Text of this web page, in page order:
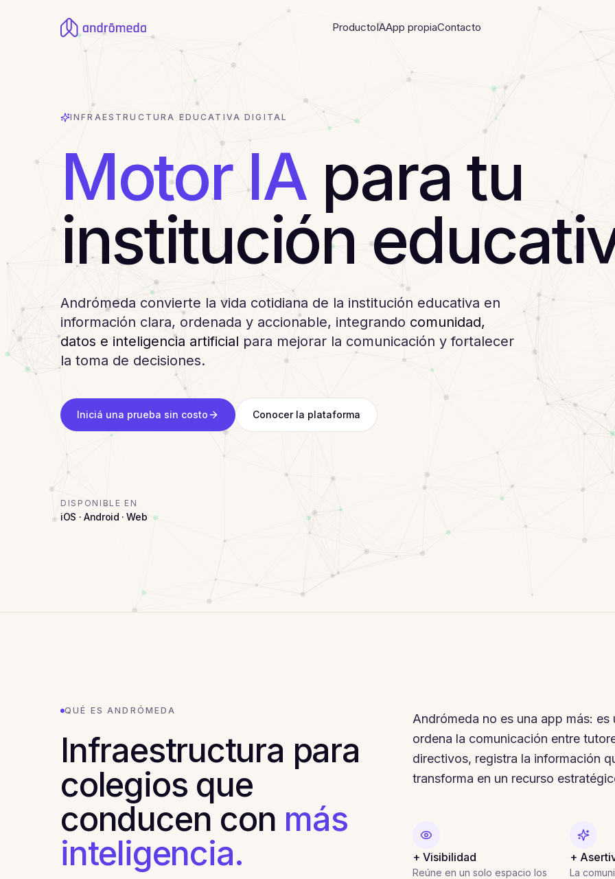
ProductoIAApp propiaContacto
INFRAESTRUCTURA EDUCATIVA DIGITAL
Motor IApara tu
institución
Andrómeda convierte la vida cotidiana de la institución educativa en
información clara, ordenada y accionable, integrando comunidad,
datos e inteligencia artificial para mejorar la comunicación y fortalecer
la toma de decisiones.
Iniciá una prueba sin costo Conocer la plataforma
DISPONIBLE EN
iOS · Android · Web
QUÉ ES ANDRÓMEDA
Infraestructura para
colegios que
conducen con más
inteligencia.
Andrómeda no es una app más:
ordena la comunicación entre
directivos, registra la información
transforma en un recurso
+ Visibilidad
Reúne en un solo espacio los
+
La